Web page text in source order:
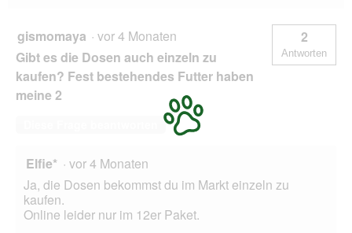
gismomaya · vor 4 Monaten
Gibt es die Dosen auch einzeln zu
kaufen? Fest bestehendes Futter haben
meine 2
2
Antworten
Elfie* · vor 4 Monaten
Ja, die Dosen bekommst du im Markt einzeln zu
kaufen.
Online leider nur im 12er Paket.